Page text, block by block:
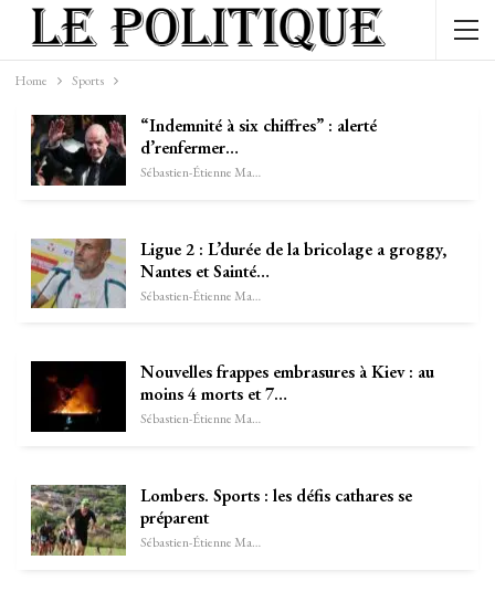
Home Sports
“Indemnité à six chiffres” : alerté
d’renfermer…
Sébastien-Étienne Marechal
Ligue 2 : L’durée de la bricolage a groggy,
Nantes et Sainté…
Sébastien-Étienne Marechal
Nouvelles frappes embrasures à Kiev : au
moins 4 morts et 7…
Sébastien-Étienne Marechal
Lombers. Sports : les défis cathares se
préparent
Sébastien-Étienne Marechal